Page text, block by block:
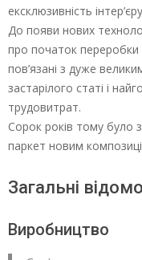
ексклюзивність
До появи нових
про початок переробки
пов’язані з дуже
застарілого статі і
трудовитрат.
Сорок років тому було
паркет новим
Загальні
Виробництво